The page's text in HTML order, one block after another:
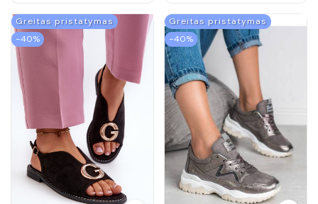
Greitas pristatymas
−40%
Greitas pristatymas
−40%